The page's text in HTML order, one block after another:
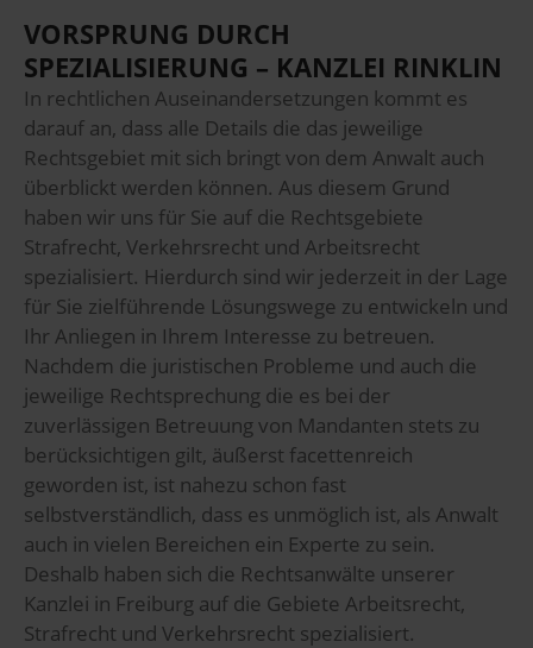
VORSPRUNG DURCH
SPEZIALISIERUNG – KANZLEI RINKLIN
In rechtlichen Auseinandersetzungen kommt es
darauf an, dass alle Details die das jeweilige
Rechtsgebiet mit sich bringt von dem Anwalt auch
überblickt werden können. Aus diesem Grund
haben wir uns für Sie auf die Rechtsgebiete
Strafrecht, Verkehrsrecht und Arbeitsrecht
spezialisiert. Hierdurch sind wir jederzeit in der Lage
für Sie zielführende Lösungswege zu entwickeln und
Ihr Anliegen in Ihrem Interesse zu betreuen.
Nachdem die juristischen Probleme und auch die
jeweilige Rechtsprechung die es bei der
zuverlässigen Betreuung von Mandanten stets zu
berücksichtigen gilt, äußerst facettenreich
geworden ist, ist nahezu schon fast
selbstverständlich, dass es unmöglich ist, als Anwalt
auch in vielen Bereichen ein Experte zu sein.
Deshalb haben sich die Rechtsanwälte unserer
Kanzlei in Freiburg auf die Gebiete Arbeitsrecht,
Strafrecht und Verkehrsrecht spezialisiert.